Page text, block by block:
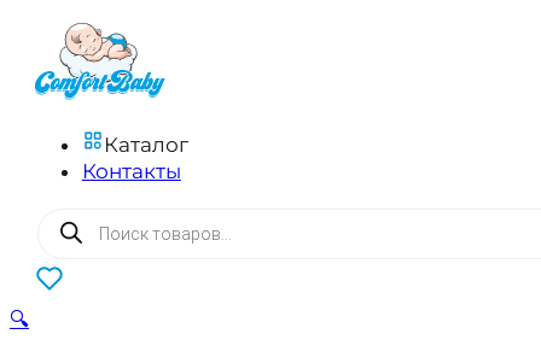
Каталог
Контакты
Поиск
товаров
0
🔍